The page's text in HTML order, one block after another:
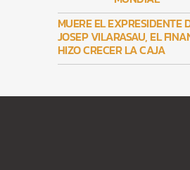
MUERE EL EXPRESIDENTE
JOSEP VILARASAU, EL
HIZO CRECER LA CAJA